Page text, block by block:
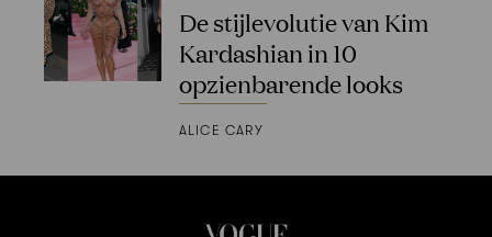
De stijlevolutie van Kim
Kardashian in 10
opzienbarende looks
ALICE CARY